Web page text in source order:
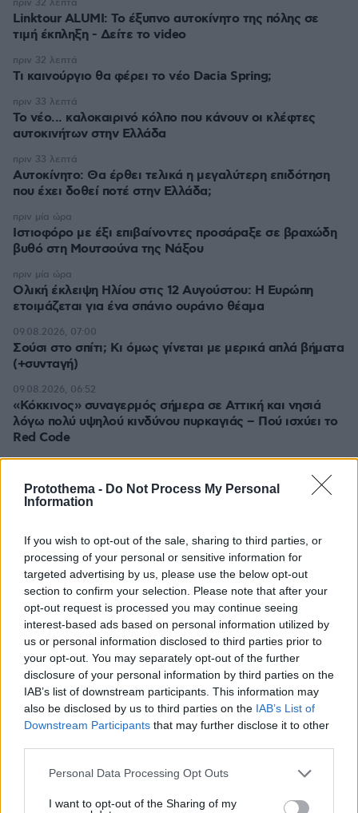
Protothema - Do Not Process My Personal
Information
If you wish to opt-out of the sale, sharing to third parties, or
processing of your personal or sensitive information for
targeted advertising by us, please use the below opt-out
section to confirm your selection. Please note that after your
opt-out request is processed you may continue seeing
interest-based ads based on personal information utilized by
us or personal information disclosed to third parties prior to
your opt-out. You may separately opt-out of the further
disclosure of your personal information by third parties on the
IAB’s list of downstream participants. This information may
also be disclosed by us to third parties on the IAB’s List of
Downstream Participants that may further disclose it to other
Please note that this website/app uses one or more Google
not limited to your visit or usage behaviour. You may click to
Personal Data Processing Opt Outs
I want to opt-out of the Sharing of my
Linktour ALUMI: Το έξυπνο αυτοκίνητο της πόλης σε
τιμή έκπληξη - Δείτε το video
πριν 32 λεπτά
Τι καινούργιο θα φέρει το νέο Dacia Spring;
πριν 32 λεπτά
Το νέο... καλοκαιρινό κόλπο που κάνουν οι κλέφτες
αυτοκινήτων στην Ελλάδα
πριν 33 λεπτά
Αυτοκίνητο: Θα έρθει τελικά η μεγαλύτερη επιδότηση
που έχει δοθεί ποτέ στην Ελλάδα;
πριν 33 λεπτά
Ιστιοφόρο με έξι επιβαίνοντες προσάραξε σε βραχώδη
βυθό στη Μουτσούνα της Νάξου
πριν μία ώρα
Ολική έκλειψη Ηλίου στις 12 Αυγούστου: Η Ευρώπη
ετοιμάζεται για ένα σπάνιο ουράνιο θέαμα
πριν μία ώρα
Σούσι στο σπίτι; Κι όμως γίνεται με μερικά απλά βήματα
(+συνταγή)
09.08.2026, 07:00
«Κόκκινος» συναγερμός σήμερα σε Αττική και νησιά
λόγω πολύ υψηλού κινδύνου πυρκαγιάς – Πού ισχύει το
Red Code
09.08.2026, 06:52
Μεγάλη φωτιά στο όρος Μπρόμο: Έκλεισε το εθνικό
πάρκο στην Ινδονησία
09.08.2026, 06:41
ΔΕΙΤΕ ΟΛΕΣ ΤΙΣ ΕΙΔΗΣΕΙΣ
ΤΑ ΠΙΟ ΔΗΜΟΦΙΛΗ